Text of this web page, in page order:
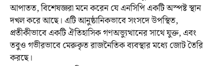
আপাতত, বিশেষজ্ঞরা মনে করেন যে এনসিপি একটি অস্পষ্ট স্থান
দখল করে আছে। এটি আনুষ্ঠানিকভাবে সংসদে উপস্থিত,
প্রতীকীভাবে একটি ঐতিহাসিক গণঅভ্যুত্থানের সাথে যুক্ত, এবং
তবুও গভীরভাবে মেরুকৃত রাজনৈতিক ব্যবস্থার মধ্যে জোট তৈরি
করছে।